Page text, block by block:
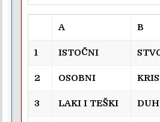
A B
1 ISTOČNI
2 OSOBNI
3 LAKI I TEŠKI